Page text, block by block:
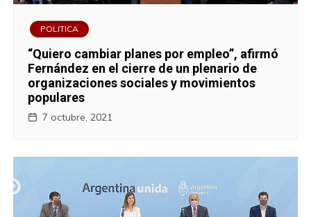
POLITICA
“Quiero cambiar planes por empleo”, afirmó
Fernández en el cierre de un plenario de
organizaciones sociales y movimientos
populares
7 octubre, 2021